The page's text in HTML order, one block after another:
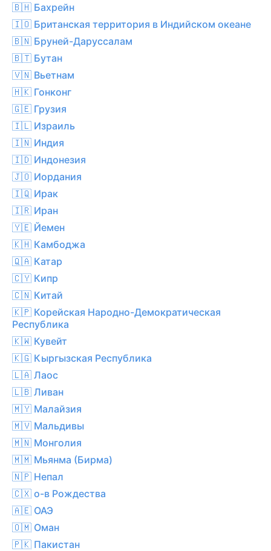
🇧🇭 Бахрейн
🇮🇴 Британская территория в Индийском океане
🇧🇳 Бруней-Даруссалам
🇧🇹 Бутан
🇻🇳 Вьетнам
🇭🇰 Гонконг
🇬🇪 Грузия
🇮🇱 Израиль
🇮🇳 Индия
🇮🇩 Индонезия
🇯🇴 Иордания
🇮🇶 Ирак
🇮🇷 Иран
🇾🇪 Йемен
🇰🇭 Камбоджа
🇶🇦 Катар
🇨🇾 Кипр
🇨🇳 Китай
🇰🇵 Корейская Народно-Демократическая
Республика
🇰🇼 Кувейт
🇰🇬 Кыргызская Республика
🇱🇦 Лаос
🇱🇧 Ливан
🇲🇾 Малайзия
🇲🇻 Мальдивы
🇲🇳 Монголия
🇲🇲 Мьянма (Бирма)
🇳🇵 Непал
🇨🇽 о-в Рождества
🇦🇪 ОАЭ
🇴🇲 Оман
🇵🇰 Пакистан